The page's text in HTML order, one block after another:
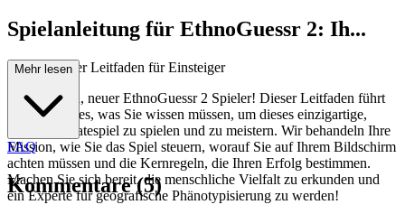
Spielanleitung für EthnoGuessr 2: Ih...
r umfassender Leitfaden für Einsteiger
Willkommen, neuer EthnoGuessr 2 Spieler! Dieser Leitfaden führt
Sie durch alles, was Sie wissen müssen, um dieses einzigartige,
lehrreiche Ratespiel zu spielen und zu meistern. Wir behandeln Ihre
Mission, wie Sie das Spiel steuern, worauf Sie auf Ihrem Bildschirm
achten müssen und die Kernregeln, die Ihren Erfolg bestimmen.
Machen Sie sich bereit, die menschliche Vielfalt zu erkunden und
ein Experte für geografische Phänotypisierung zu werden!
Mehr lesen
FAQ
Kommentare(5)